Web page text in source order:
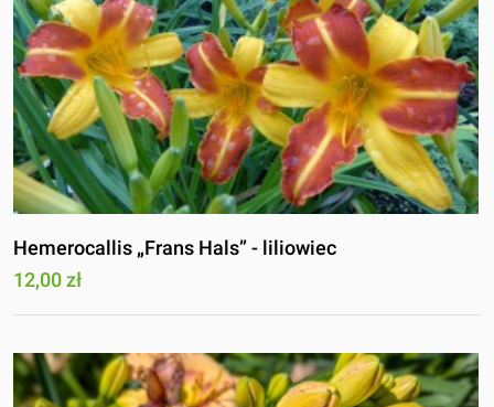
Hemerocallis „Frans Hals” - liliowiec
12,00 zł